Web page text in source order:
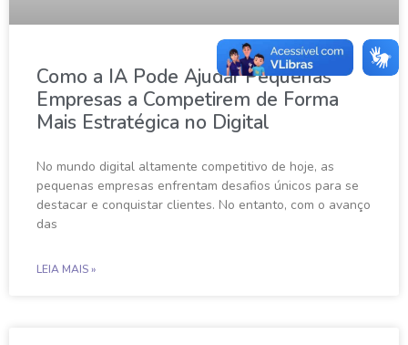
Como a IA Pode Ajudar Pequenas
Empresas a Competirem de Forma
Mais Estratégica no Digital
No mundo digital altamente competitivo de hoje, as
pequenas empresas enfrentam desafios únicos para se
destacar e conquistar clientes. No entanto, com o avanço
das
LEIA MAIS »